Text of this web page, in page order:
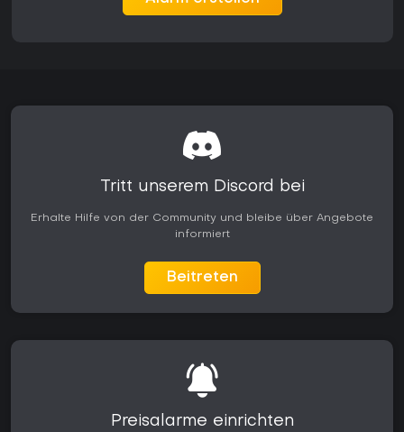
wechselnden Wetter- und Jahreszeitenbedingungen.
Das Spiel richtet sich an Spieler, die methodische
Fahrsimulationen und Routenplanung in einer ländlichen
jahreszeitliche Veränderungen und Werkzeuge zur
Routenerstellung bieten Tiefgang für alle, die sich für
Das Grundspiel wird weiterhin unterstützt; der Murom-
PC macht das Spiel für Simulationsfans zugänglich, die ein
Wer klare Fortschritte durch wiederholte, fahrtechnisch
kontinuierlichen Spielwert. Das Fehlen komplexer Handlung
Tritt unserem Discord bei
Erhalte Hilfe von der Community und bleibe über Angebote
informiert
Beitreten
Preisalarme einrichten